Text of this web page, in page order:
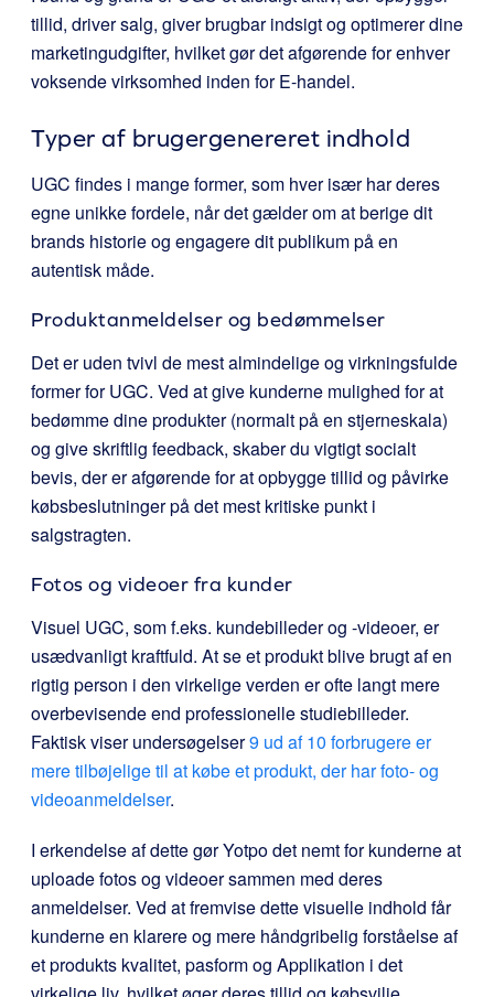
tillid, driver salg, giver brugbar indsigt og optimerer dine
marketingudgifter, hvilket gør det afgørende for enhver
voksende virksomhed inden for E-handel.
Typer af brugergenereret indhold
UGC findes i mange former, som hver især har deres
egne unikke fordele, når det gælder om at berige dit
brands historie og engagere dit publikum på en
autentisk måde.
Produktanmeldelser og bedømmelser
Det er uden tvivl de mest almindelige og virkningsfulde
former for UGC. Ved at give kunderne mulighed for at
bedømme dine produkter (normalt på en stjerneskala)
og give skriftlig feedback, skaber du vigtigt socialt
bevis, der er afgørende for at opbygge tillid og påvirke
købsbeslutninger på det mest kritiske punkt i
salgstragten.
Fotos og videoer fra kunder
Visuel UGC, som f.eks. kundebilleder og -videoer, er
usædvanligt kraftfuld. At se et produkt blive brugt af en
rigtig person i den virkelige verden er ofte langt mere
overbevisende end professionelle studiebilleder.
Faktisk viser undersøgelser9 ud af 10 forbrugere er
mere tilbøjelige til at købe et produkt, der har foto- og
videoanmeldelser.
I erkendelse af dette gør Yotpo det nemt for kunderne at
uploade fotos og videoer sammen med deres
anmeldelser. Ved at fremvise dette visuelle indhold får
kunderne en klarere og mere håndgribelig forståelse af
et produkts kvalitet, pasform og Applikation i det